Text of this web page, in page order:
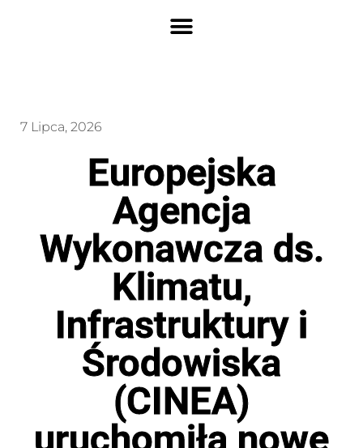
7 Lipca, 2026
Europejska
Agencja
Wykonawcza ds.
Klimatu,
Infrastruktury i
Środowiska
(CINEA)
uruchomiła nowe